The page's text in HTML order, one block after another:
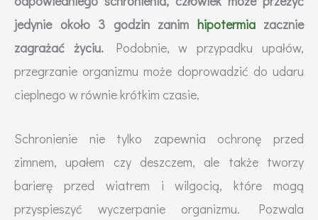
jedynie około 3 godzin zanim hipotermiazacznie
zagrażać życiu.Podobnie, w przypadku upałów,
przegrzanie organizmu może doprowadzić do udaru
cieplnego w równie krótkim czasie.
Schronienie nie tylko zapewnia ochronę przed
zimnem, upałem czy deszczem, ale także tworzy
barierę przed wiatrem i wilgocią, które mogą
przyspieszyć wyczerpanie organizmu. Pozwala